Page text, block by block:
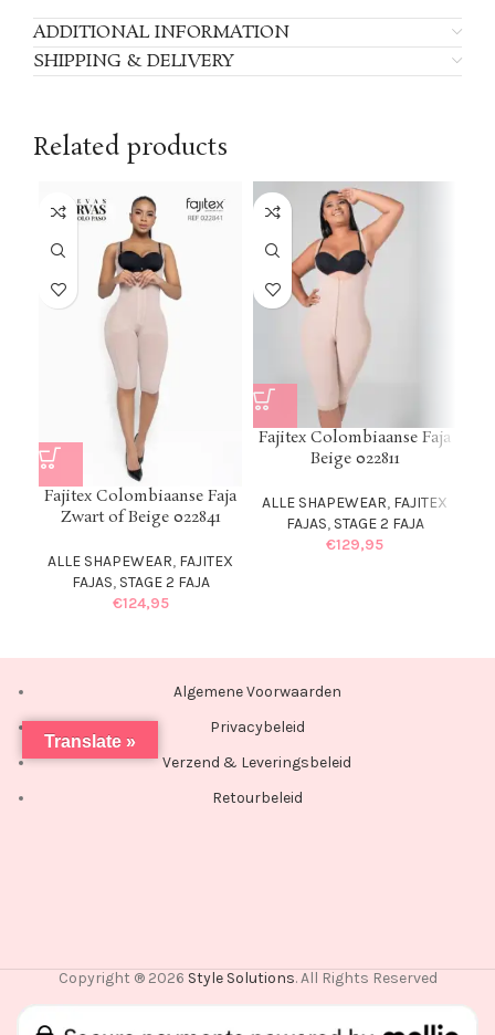
ADDITIONAL INFORMATION
SHIPPING & DELIVERY
Related products
Fajitex Colombiaanse Faja
Zwart of Beige 022841
ALLE SHAPEWEAR, FAJITEX
FAJAS, STAGE 2 FAJA
€124,95
Fajitex Colombiaanse Faja
Beige 022811
ALLE SHAPEWEAR, FAJITEX
FAJAS, STAGE 2 FAJA
€129,95
Algemene Voorwaarden
Privacybeleid
Verzend & Leveringsbeleid
Retourbeleid
Copyright ® 2026 Style Solutions. All Rights Reserved
Translate »